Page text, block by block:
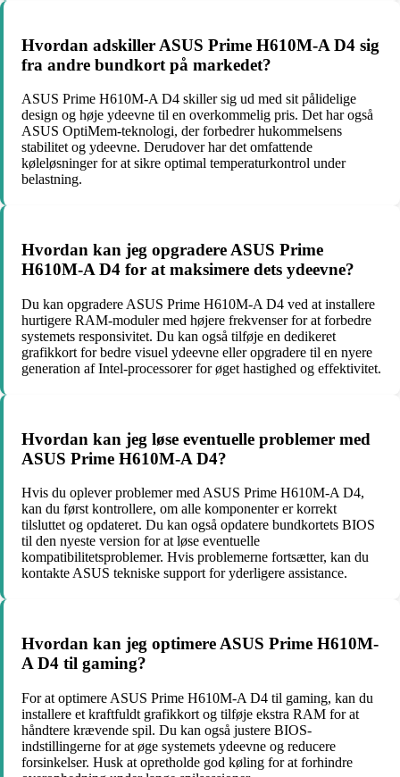
Hvordan adskiller ASUS Prime H610M-A D4 sig
fra andre bundkort på markedet?
ASUS Prime H610M-A D4 skiller sig ud med sit pålidelige
design og høje ydeevne til en overkommelig pris. Det har også
ASUS OptiMem-teknologi, der forbedrer hukommelsens
stabilitet og ydeevne. Derudover har det omfattende
køleløsninger for at sikre optimal temperaturkontrol under
belastning.
Hvordan kan jeg opgradere ASUS Prime
H610M-A D4 for at maksimere dets ydeevne?
Du kan opgradere ASUS Prime H610M-A D4 ved at installere
hurtigere RAM-moduler med højere frekvenser for at forbedre
systemets responsivitet. Du kan også tilføje en dedikeret
grafikkort for bedre visuel ydeevne eller opgradere til en nyere
generation af Intel-processorer for øget hastighed og effektivitet.
Hvordan kan jeg løse eventuelle problemer med
ASUS Prime H610M-A D4?
Hvis du oplever problemer med ASUS Prime H610M-A D4,
kan du først kontrollere, om alle komponenter er korrekt
tilsluttet og opdateret. Du kan også opdatere bundkortets BIOS
til den nyeste version for at løse eventuelle
kompatibilitetsproblemer. Hvis problemerne fortsætter, kan du
kontakte ASUS tekniske support for yderligere assistance.
Hvordan kan jeg optimere ASUS Prime H610M-
A D4 til gaming?
For at optimere ASUS Prime H610M-A D4 til gaming, kan du
installere et kraftfuldt grafikkort og tilføje ekstra RAM for at
håndtere krævende spil. Du kan også justere BIOS-
indstillingerne for at øge systemets ydeevne og reducere
forsinkelser. Husk at opretholde god køling for at forhindre